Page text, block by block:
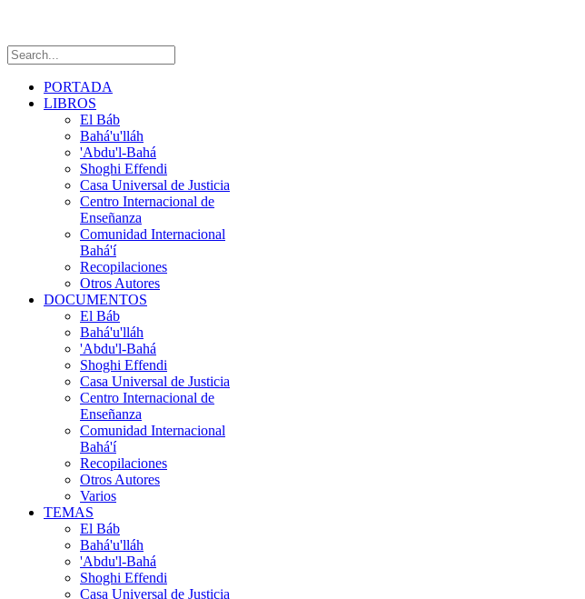
PORTADA
LIBROS
El Báb
Bahá'u'lláh
'Abdu'l-Bahá
Shoghi Effendi
Casa Universal de Justicia
Centro Internacional de
Enseñanza
Comunidad Internacional
Bahá'í
Recopilaciones
Otros Autores
DOCUMENTOS
El Báb
Bahá'u'lláh
'Abdu'l-Bahá
Shoghi Effendi
Casa Universal de Justicia
Centro Internacional de
Enseñanza
Comunidad Internacional
Bahá'í
Recopilaciones
Otros Autores
Varios
TEMAS
El Báb
Bahá'u'lláh
'Abdu'l-Bahá
Shoghi Effendi
Casa Universal de Justicia